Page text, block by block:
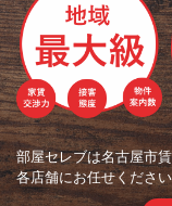
部屋セレブは名古屋市
各店舗にお任せくださ